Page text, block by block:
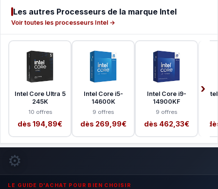
Les autres Processeurs de la marque Intel
Voir toutes les processeurs Intel →
Intel Core Ultra 5
245K
10 offres
dès 194,89€
Intel Core i5-
14600K
9 offres
dès 269,99€
Intel Core i9-
14900KF
9 offres
dès 462,33€
⚙️
LE GUIDE D'ACHAT POUR BIEN CHOISIR